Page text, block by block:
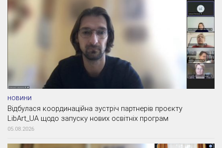
НОВИНИ
Відбулася координаційна зустріч партнерів проєкту
LibArt_UA щодо запуску нових освітніх програм
05.08.2026